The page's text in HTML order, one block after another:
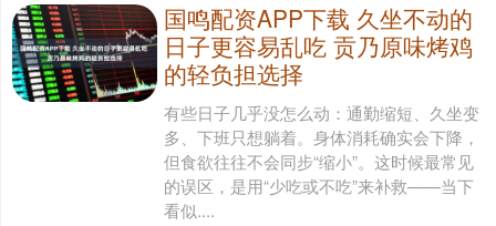
国鸣配资APP下载 久坐不动的
日子更容易乱吃 贡乃原味烤鸡
的轻负担选择
有些日子几乎没怎么动：通勤缩短、久坐变
多、下班只想躺着。身体消耗确实会下降，
但食欲往往不会同步“缩小”。这时候最常见
的误区，是用“少吃或不吃”来补救——当下
看似....